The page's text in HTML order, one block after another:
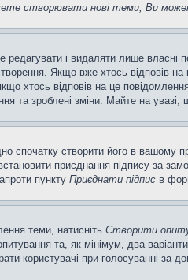
створювати нові теми, Ви
і видаляти лише власні
Якщо вже хтось відповів
хтось відповів на це
та зроблені зміни. Майте на
спочатку створити його в вашому
приєднання підпису за
пункту Приєднати підпис в
теми, натисніть Створити
та, як мінімум, два
користувачі при